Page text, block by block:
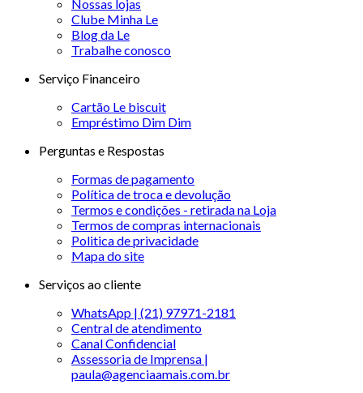
Nossas lojas
Clube Minha Le
Blog da Le
Trabalhe conosco
Serviço Financeiro
Cartão Le biscuit
Empréstimo Dim Dim
Perguntas e Respostas
Formas de pagamento
Política de troca e devolução
Termos e condições - retirada na Loja
Termos de compras internacionais
Politica de privacidade
Mapa do site
Serviços ao cliente
WhatsApp | (21) 97971-2181
Central de atendimento
Canal Confidencial
Assessoria de Imprensa |
paula@agenciaamais.com.br